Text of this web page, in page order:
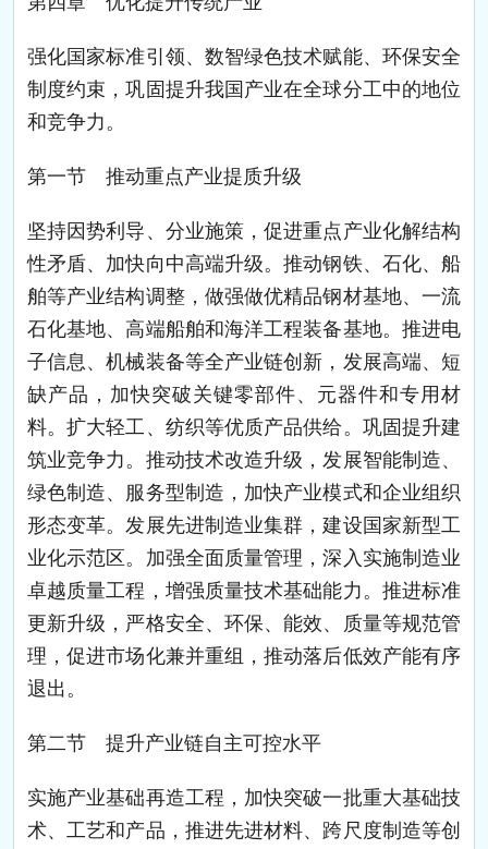
强化国家标准引领、数智绿色技术赋能、环保安全
制度约束，巩固提升我国产业在全球分工中的地位
和竞争力。
第一节 推动重点产业提质升级
坚持因势利导、分业施策，促进重点产业化解结构
性矛盾、加快向中高端升级。推动钢铁、石化、船
舶等产业结构调整，做强做优精品钢材基地、一流
石化基地、高端船舶和海洋工程装备基地。推进电
子信息、机械装备等全产业链创新，发展高端、短
缺产品，加快突破关键零部件、元器件和专用材
料。扩大轻工、纺织等优质产品供给。巩固提升建
筑业竞争力。推动技术改造升级，发展智能制造、
绿色制造、服务型制造，加快产业模式和企业组织
形态变革。发展先进制造业集群，建设国家新型工
业化示范区。加强全面质量管理，深入实施制造业
卓越质量工程，增强质量技术基础能力。推进标准
更新升级，严格安全、环保、能效、质量等规范管
理，促进市场化兼并重组，推动落后低效产能有序
退出。
第二节 提升产业链自主可控水平
实施产业基础再造工程，加快突破一批重大基础技
术、工艺和产品，推进先进材料、跨尺度制造等创